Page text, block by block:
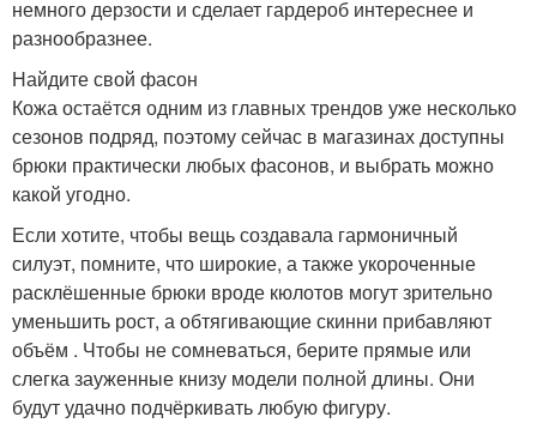
немного дерзости и сделает гардероб интереснее и
разнообразнее.
Найдите свой фасон
Кожа остаётся одним из главных трендов уже несколько
сезонов подряд, поэтому сейчас в магазинах доступны
брюки практически любых фасонов, и выбрать можно
какой угодно.
Если хотите, чтобы вещь создавала гармоничный
силуэт, помните, что широкие, а также укороченные
расклёшенные брюки вроде кюлотов могут зрительно
уменьшить рост, а обтягивающие скинни прибавляют
объём . Чтобы не сомневаться, берите прямые или
слегка зауженные книзу модели полной длины. Они
будут удачно подчёркивать любую фигуру.